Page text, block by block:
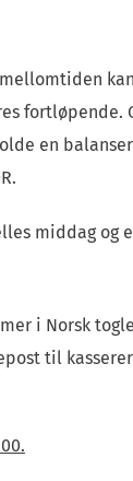
fortløpende.
en
middag og
i Norsk
til